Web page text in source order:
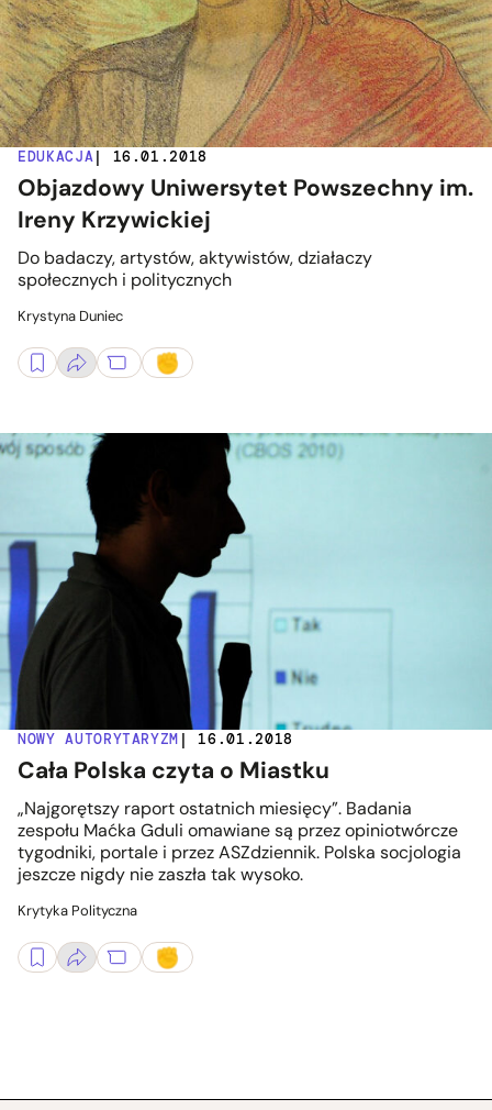
EDUKACJA| 16.01.2018
Objazdowy Uniwersytet Powszechny im.
Ireny Krzywickiej
Do badaczy, artystów, aktywistów, działaczy
społecznych i politycznych
Krystyna Duniec
NOWY AUTORYTARYZM | 16.01.2018
Cała Polska czyta o Miastku
„Najgorętszy raport ostatnich miesięcy”. Badania
zespołu Maćka Gduli omawiane są przez opiniotwórcze
tygodniki, portale i przez ASZdziennik. Polska socjologia
jeszcze nigdy nie zaszła tak wysoko.
Krytyka Polityczna